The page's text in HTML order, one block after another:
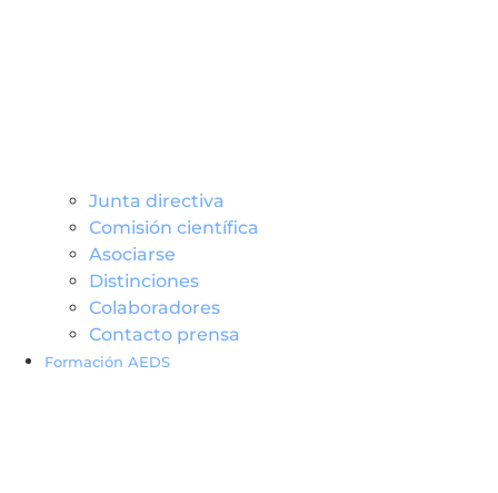
Junta directiva
Comisión científica
Asociarse
Distinciones
Colaboradores
Contacto prensa
Formación AEDS